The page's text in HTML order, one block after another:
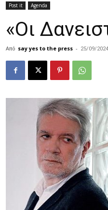
Post it Agenda
«Οι
Από say yes to the press - 25/09/2024